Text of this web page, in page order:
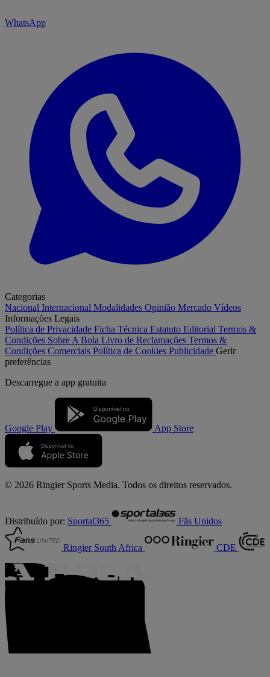
WhatsApp
Categorias
Nacional Internacional Modalidades Opinião Mercado Vídeos
Informações Legais
Política de Privacidade Ficha Técnica Estatuto Editorial Termos &
Condições Sobre A Bola Livro de Reclamações Termos &
Condições Comerciais Política de Cookies Publicidade Gerir
preferências
Descarregue a app gratuita
Google Play App Store
© 2026 Ringier Sports Media. Todos os direitos reservados.
Distribuído por: Sportal365 Fãs Unidos
Ringier South Africa CDE